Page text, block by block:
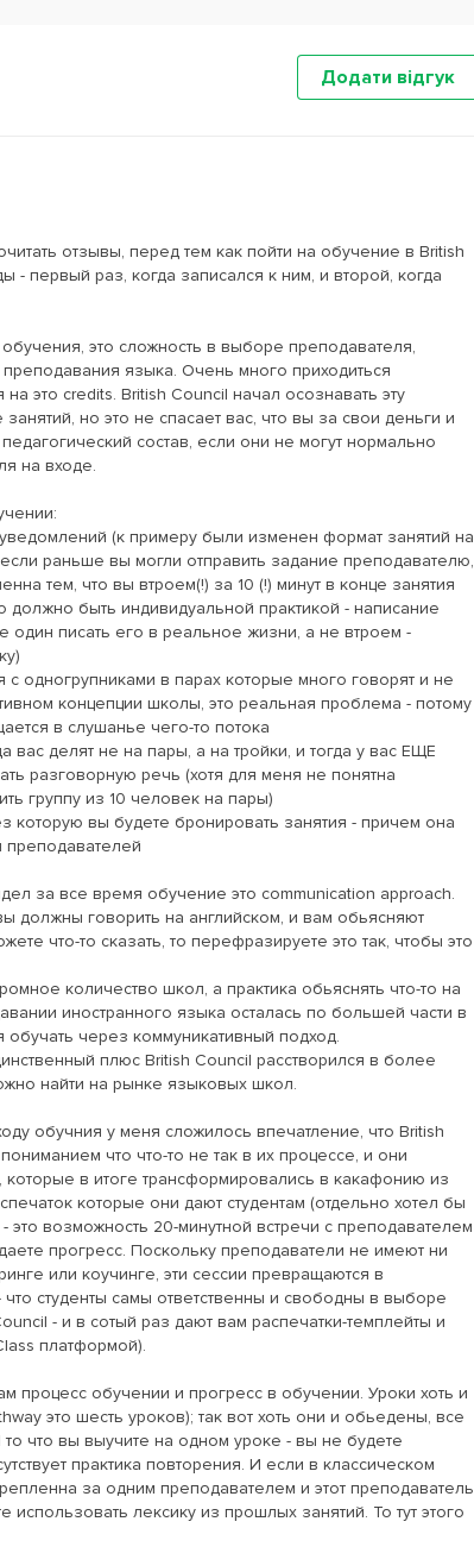
Додати відгук
отзывы, перед тем как пойти на обучение в British
- первый раз, когда записался к ним, и второй, когда
это сложность в выборе преподавателя,
языка. Очень много приходиться
это credits. British Council начал осознавать эту
но это не спасает вас, что вы за свои деньги и
состав, если они не могут нормально
на входе.
(к примеру были изменен формат занятий на
раньше вы могли отправить задание преподавателю,
тем, что вы втроем(!) за 10 (!) минут в конце занятия
должно быть индивидуальной практикой - написание
один писать его в реальное жизни, а не втроем -
с одногрупниками в парах которые много говорят и не
концепции школы, это реальная проблема - потому
в слушанье чего-то потока
вас делят не на пары, а на тройки, и тогда у вас ЕЩЕ
разговорную речь (хотя для меня не понятна
группу из 10 человек на пары)
которую вы будете бронировать занятия - причем она
преподавателей
за все время обучение это communication approach.
должны говорить на английском, и вам обьясняют
что-то сказать, то перефразируете это так, чтобы это
количество школ, а практика обьяснять что-то на
иностранного языка осталась по большей части в
через коммуникативный подход.
плюс British Council расстворился в более
найти на рынке языковых школ.
обучния у меня сложилось впечатление, что British
что что-то не так в их процессе, и они
в итоге трансформировались в какафонию из
которые они дают студентам (отдельно хотел бы
это возможность 20-минутной встречи с преподавателем
прогресс. Поскольку преподаватели не имеют ни
или коучинге, эти сессии превращаются в
студенты самы ответственны и свободны в выборе
- и в сотый раз дают вам распечатки-темплейты и
платформой).
процесс обучении и прогресс в обучении. Уроки хоть и
это шесть уроков); так вот хоть они и обьедены, все
что вы выучите на одном уроке - вы не будете
практика повторения. И если в классическом
за одним преподавателем и этот преподаватель
использовать лексику из прошлых занятий. То тут этого